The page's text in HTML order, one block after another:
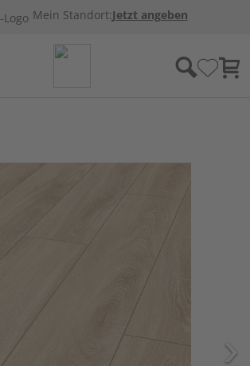
Mein Standort:Jetzt angeben